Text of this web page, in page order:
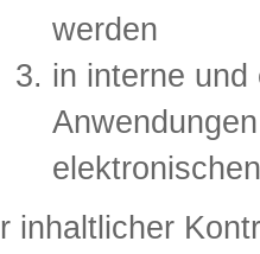
werden
in interne
inhaltlicher